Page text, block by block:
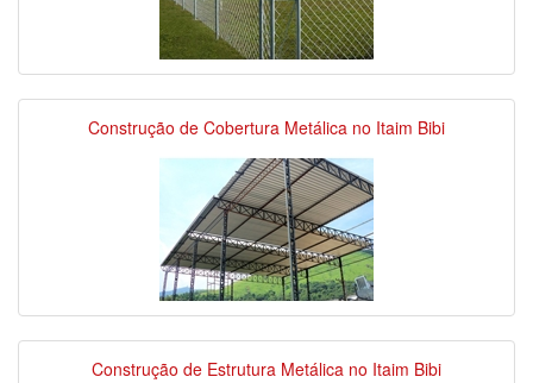
Construção de Cobertura Metálica no Itaim Bibi
Construção de Estrutura Metálica no Itaim Bibi